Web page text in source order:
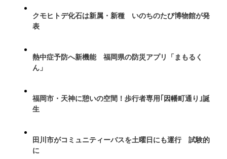
クモヒトデ化石は新属・新種 いのちのたび博物館が発
表
熱中症予防へ新機能 福岡県の防災アプリ「まもるく
ん」
福岡市・天神に憩いの空間！歩行者専用｢因幡町通り｣誕
生
田川市がコミュニティーバスを土曜日にも運行 試験的
に